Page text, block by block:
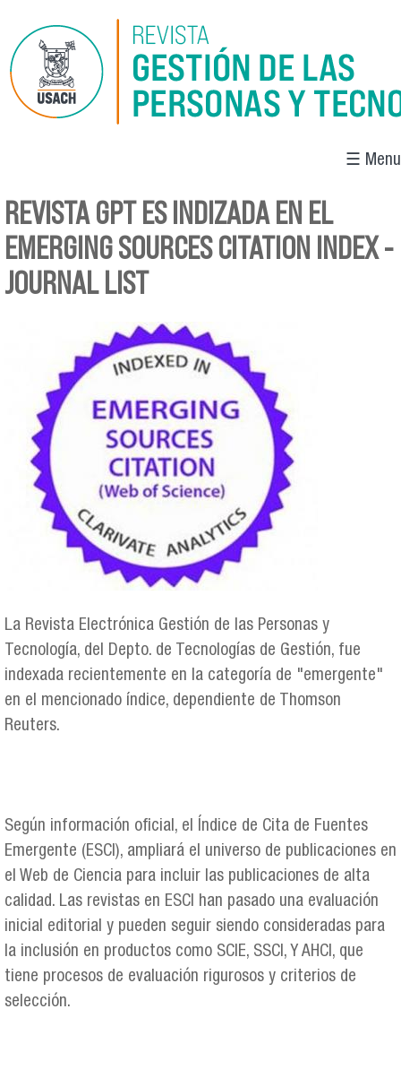
☰ Menu
Se encuentra usted aquí
REVISTA GPT ES INDIZADA EN EL
EMERGING SOURCES CITATION INDEX -
JOURNAL LIST
La Revista Electrónica Gestión de las Personas y
Tecnología, del Depto. de Tecnologías de Gestión, fue
indexada recientemente en la categoría de "emergente"
en el mencionado índice, dependiente de Thomson
Reuters.
Según información oficial, el Índice de Cita de Fuentes
Emergente (ESCI), ampliará el universo de publicaciones en
el Web de Ciencia para incluir las publicaciones de alta
calidad. Las revistas en ESCI han pasado una evaluación
inicial editorial y pueden seguir siendo consideradas para
la inclusión en productos como SCIE, SSCI, Y AHCI, que
tiene procesos de evaluación rigurosos y criterios de
selección.